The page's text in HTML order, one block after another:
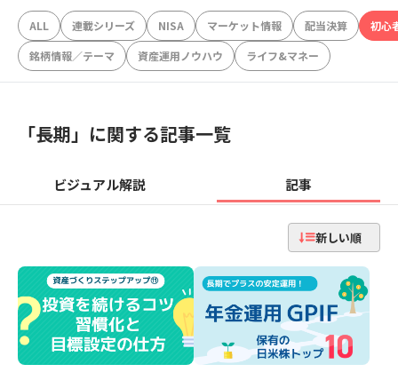
ALL 連載シリーズ NISA マーケット情報 配当決算
初心
銘柄情報／テーマ
資産運用ノウハウ ライフ&マネー
「長期」に関する記事一覧
ビジュアル解説 記事
新しい順